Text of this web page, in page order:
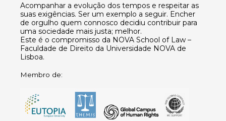
Acompanhar a evolução dos tempos e respeitar as
suas exigências. Ser um exemplo a seguir. Encher
de orgulho quem connosco decidiu contribuir para
uma sociedade mais justa; melhor.
Este é o compromisso da NOVA School of Law –
Faculdade de Direito da Universidade NOVA de
Lisboa.
Membro de: